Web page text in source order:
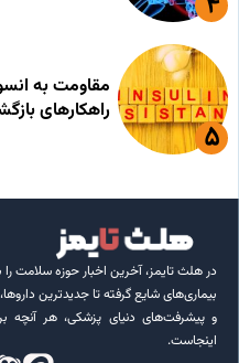
مقاومت به
راهکارهای
در هلث تایمز، آخرین اخبار حوزه سلامت را
بیماری‌های شایع گرفته تا جدیدترین
و پیشرفت‌های دنیای پزشکی، هر آنچه
اینجاست.